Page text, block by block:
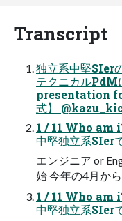
Transcript
独立系中堅SIer
テクニカル
presentation
式】
1 / 11 Who am
中堅独立系SIer
エンジニア or
始 今年の4月か
1 / 11 Who am
中堅独立系SIer